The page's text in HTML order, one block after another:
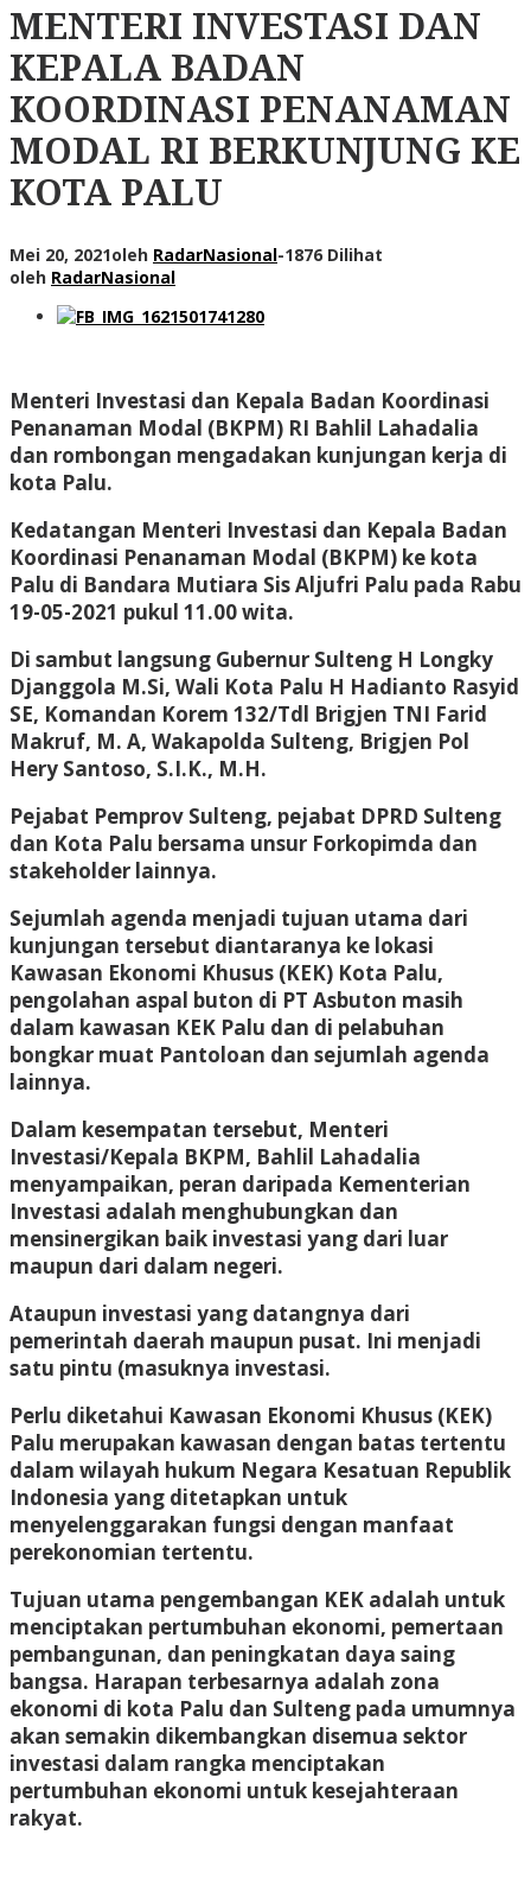
MENTERI INVESTASI DAN
KEPALA BADAN
KOORDINASI PENANAMAN
MODAL RI BERKUNJUNG KE
KOTA PALU
Mei 20, 2021oleh RadarNasional-1876 Dilihat
oleh RadarNasional
Menteri Investasi dan Kepala Badan Koordinasi
Penanaman Modal (BKPM) RI Bahlil Lahadalia
dan rombongan mengadakan kunjungan kerja di
kota Palu.
Kedatangan Menteri Investasi dan Kepala Badan
Koordinasi Penanaman Modal (BKPM) ke kota
Palu di Bandara Mutiara Sis Aljufri Palu pada Rabu
19-05-2021 pukul 11.00 wita.
Di sambut langsung Gubernur Sulteng H Longky
Djanggola M.Si, Wali Kota Palu H Hadianto Rasyid
SE, Komandan Korem 132/Tdl Brigjen TNI Farid
Makruf, M. A, Wakapolda Sulteng, Brigjen Pol
Hery Santoso, S.I.K., M.H.
Pejabat Pemprov Sulteng, pejabat DPRD Sulteng
dan Kota Palu bersama unsur Forkopimda dan
stakeholder lainnya.
Sejumlah agenda menjadi tujuan utama dari
kunjungan tersebut diantaranya ke lokasi
Kawasan Ekonomi Khusus (KEK) Kota Palu,
pengolahan aspal buton di PT Asbuton masih
dalam kawasan KEK Palu dan di pelabuhan
bongkar muat Pantoloan dan sejumlah agenda
lainnya.
Dalam kesempatan tersebut, Menteri
Investasi/Kepala BKPM, Bahlil Lahadalia
menyampaikan, peran daripada Kementerian
Investasi adalah menghubungkan dan
mensinergikan baik investasi yang dari luar
maupun dari dalam negeri.
Ataupun investasi yang datangnya dari
pemerintah daerah maupun pusat. Ini menjadi
satu pintu (masuknya investasi.
Perlu diketahui Kawasan Ekonomi Khusus (KEK)
Palu merupakan kawasan dengan batas tertentu
dalam wilayah hukum Negara Kesatuan Republik
Indonesia yang ditetapkan untuk
menyelenggarakan fungsi dengan manfaat
perekonomian tertentu.
Tujuan utama pengembangan KEK adalah untuk
menciptakan pertumbuhan ekonomi, pemertaan
pembangunan, dan peningkatan daya saing
bangsa. Harapan terbesarnya adalah zona
ekonomi di kota Palu dan Sulteng pada umumnya
akan semakin dikembangkan disemua sektor
investasi dalam rangka menciptakan
pertumbuhan ekonomi untuk kesejahteraan
rakyat.